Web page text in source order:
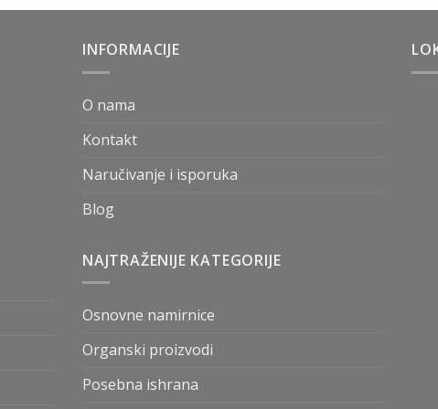
INFORMACIJE
O nama
Kontakt
Naručivanje i isporuka
Blog
NAJTRAŽENIJE KATEGORIJE
Osnovne namirnice
Organski proizvodi
Posebna ishrana